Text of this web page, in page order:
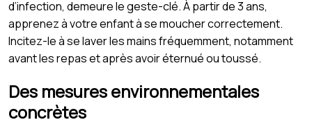
d’infection, demeure le geste-clé. À partir de 3 ans,
apprenez à votre enfant à se moucher correctement.
Incitez-le à se laver les mains fréquemment, notamment
avant les repas et après avoir éternué ou toussé.
Des mesures environnementales
concrètes